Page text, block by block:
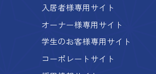
入居者様専用サイト
オーナー様専用サイト
学生のお客様専用サイト
コーポレートサイト